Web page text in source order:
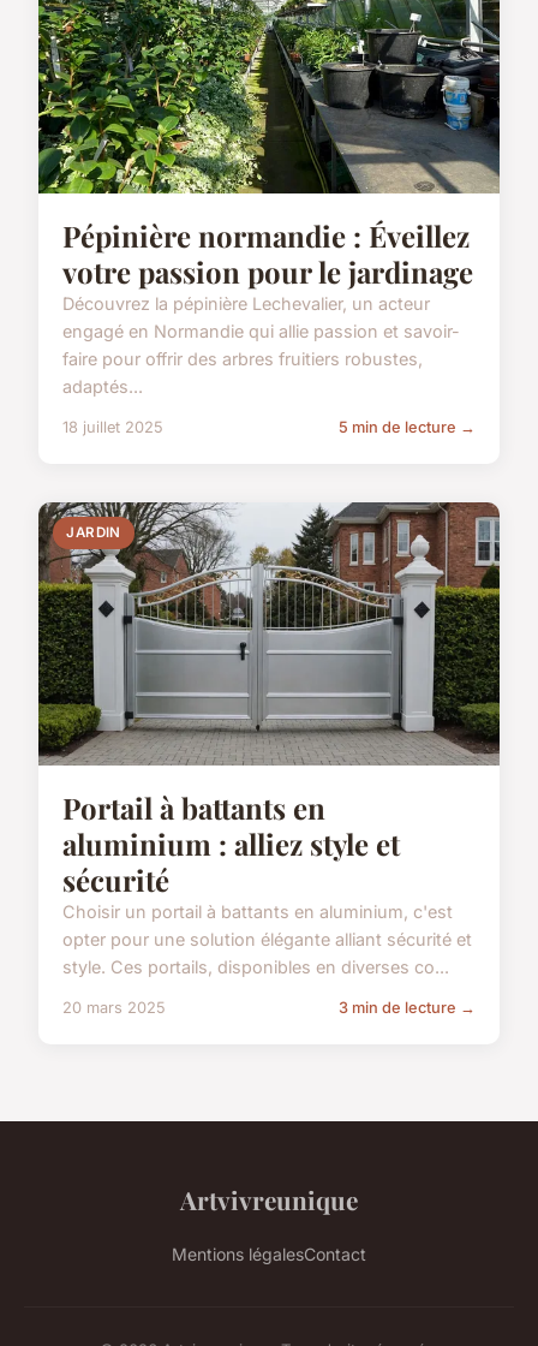
Pépinière normandie : Éveillez
votre passion pour le jardinage
Découvrez la pépinière Lechevalier, un acteur
engagé en Normandie qui allie passion et savoir-
faire pour offrir des arbres fruitiers robustes,
adaptés...
18 juillet 2025 5 min de lecture →
JARDIN
Portail à battants en
aluminium : alliez style et
sécurité
Choisir un portail à battants en aluminium, c'est
opter pour une solution élégante alliant sécurité et
style. Ces portails, disponibles en diverses co...
20 mars 2025 3 min de lecture →
Artvivreunique
Mentions légalesContact